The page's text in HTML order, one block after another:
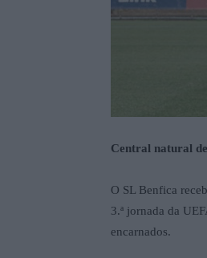
Central natural
O SL Benfica
3.ª jornada da
encarnados.